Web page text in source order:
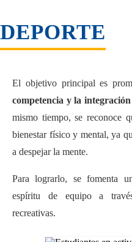
DEPORTE
El objetivo principal es
competencia y la integración
mismo tiempo, se reconoce
bienestar físico y mental, ya
a despejar la mente.
Para lograrlo, se fomenta
espíritu de equipo a
recreativas.